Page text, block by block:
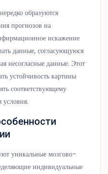
образуются
прогнозов на
искажение
данные, согласующуюся
несогласные данные. Этот
устойчивость картины
соответствующему
уникальные мозгово-
индивидуальные